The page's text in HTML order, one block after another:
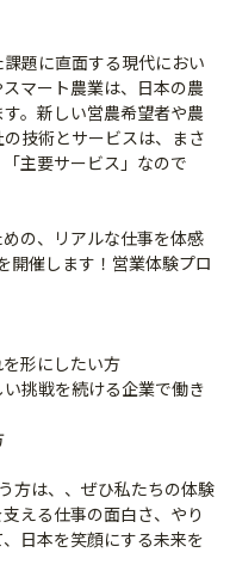
題に直面する現代におい
マート農業は、日本の農
。新しい営農希望者や農
技術とサービスは、まさ
主要サービス」なので
の、リアルな仕事を体感
開催します！営業体験プロ
形にしたい方
挑戦を続ける企業で働き
方は、、ぜひ私たちの体験
える仕事の面白さ、やり
日本を笑顔にする未来を